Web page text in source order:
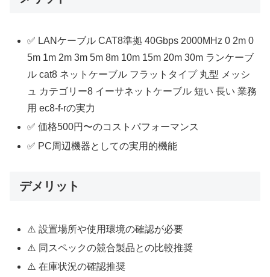
✅ LANケーブル CAT8準拠 40Gbps 2000MHz 0 2m 0
5m 1m 2m 3m 5m 8m 10m 15m 20m 30m ランケーブ
ル cat8 ネットケーブル フラットタイプ 丸型 メッシ
ュ カテゴリー8 イーサネットケーブル 短い 長い 業務
用 ec8-f-rの実力
✅ 価格500円〜のコストパフォーマンス
✅ PC周辺機器としての実用的機能
デメリット
⚠️ 設置場所や使用環境の確認が必要
⚠️ 同スペックの競合製品との比較推奨
⚠️ 在庫状況の確認推奨